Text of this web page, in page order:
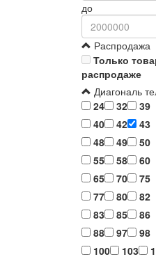
до
Распродажа
Только
распродаже
Диагональ
24
32
39
40
42
43
48
49
50
55
58
60
65
70
75
77
80
82
83
85
86
88
97
98
100
103